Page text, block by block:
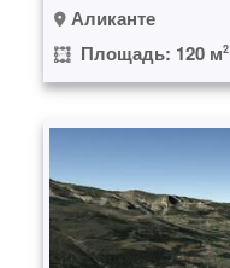
Аликанте
Площадь: 120 м2